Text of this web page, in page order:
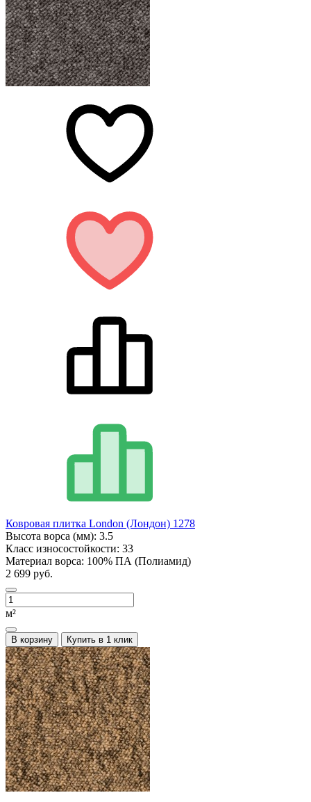
Ковровая плитка London (Лондон) 1278
Высота ворса (мм): 3.5
Класс износостойкости: 33
Материал ворса: 100% ПА (Полиамид)
2 699 руб.
м²
В корзину Купить в 1 клик